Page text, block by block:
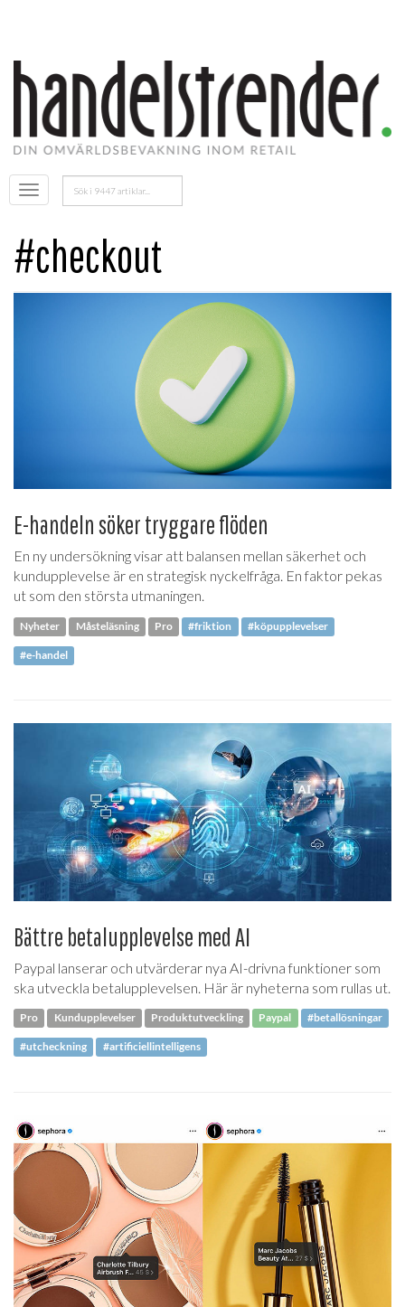
Öppna
menyn
Sök
efter:
#checkout
E-handeln söker tryggare flöden
En ny undersökning visar att balansen mellan säkerhet och
kundupplevelse är en strategisk nyckelfråga. En faktor pekas
ut som den största utmaningen.
Nyheter Måsteläsning Pro #friktion #köpupplevelser
#e-handel
Bättre betalupplevelse med AI
Paypal lanserar och utvärderar nya AI-drivna funktioner som
ska utveckla betalupplevelsen. Här är nyheterna som rullas ut.
Pro Kundupplevelser Produktutveckling Paypal #betallösningar
#utcheckning #artificiellintelligens